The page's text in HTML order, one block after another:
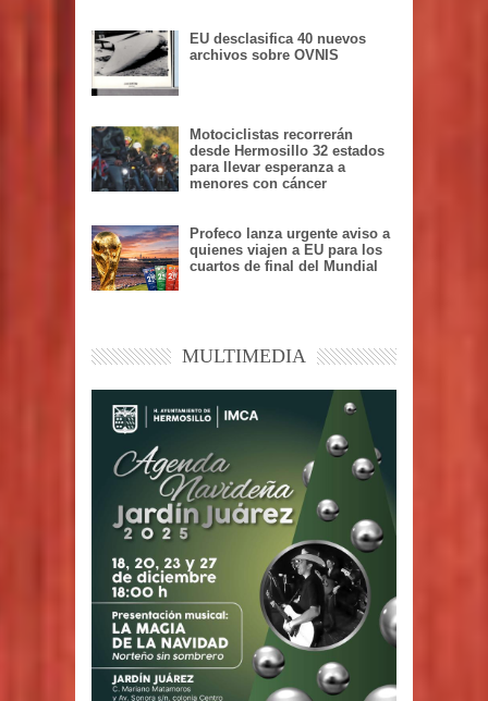
EU desclasifica 40 nuevos
archivos sobre OVNIS
Motociclistas recorrerán
desde Hermosillo 32 estados
para llevar esperanza a
menores con cáncer
Profeco lanza urgente aviso a
quienes viajen a EU para los
cuartos de final del Mundial
MULTIMEDIA